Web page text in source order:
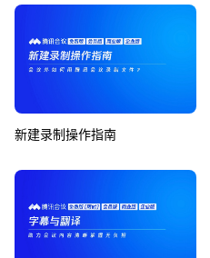
新建录制操作指南